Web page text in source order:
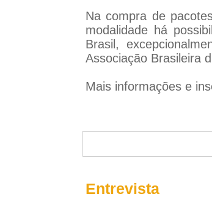
Na compra de
modalidade há
Brasil,
Associação Brasileira
Mais informações e
Entrevista